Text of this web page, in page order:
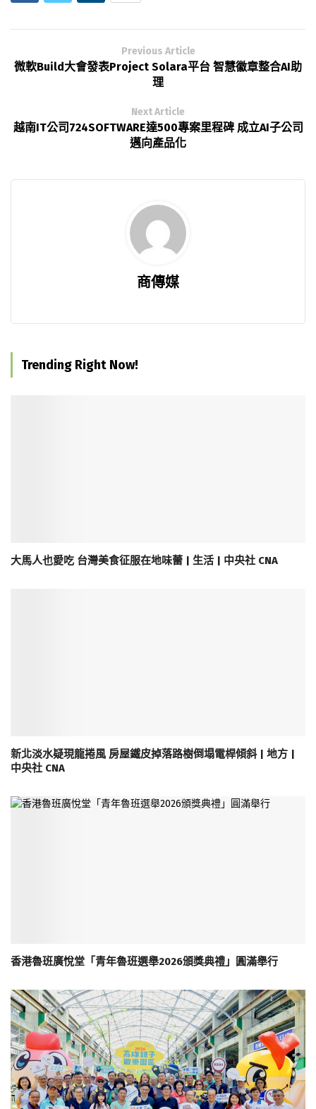
Previous Article
微軟Build大會發表Project Solara平台 智慧徽章整合AI助
理
Next Article
越南IT公司724SOFTWARE達500專案里程碑 成立AI子公司
邁向產品化
商傳媒
Trending Right Now!
大馬人也愛吃 台灣美食征服在地味蕾 | 生活 | 中央社 CNA
新北淡水疑現龍捲風 房屋鐵皮掉落路樹倒塌電桿傾斜 | 地方 |
中央社 CNA
香港魯班廣悅堂「青年魯班選舉2026頒獎典禮」圓滿舉行